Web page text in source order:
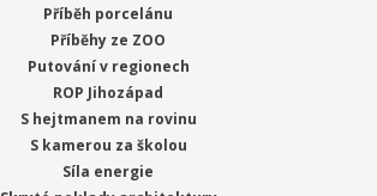
Příběh porcelánu
Příběhy ze ZOO
Putování v regionech
ROP Jihozápad
S hejtmanem na rovinu
S kamerou za školou
Síla energie